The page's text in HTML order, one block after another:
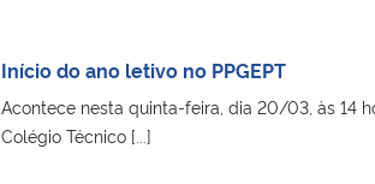
Início do ano letivo no PPGEPT
Acontece nesta quinta-feira, dia 20/03, às 14
Colégio Técnico [...]